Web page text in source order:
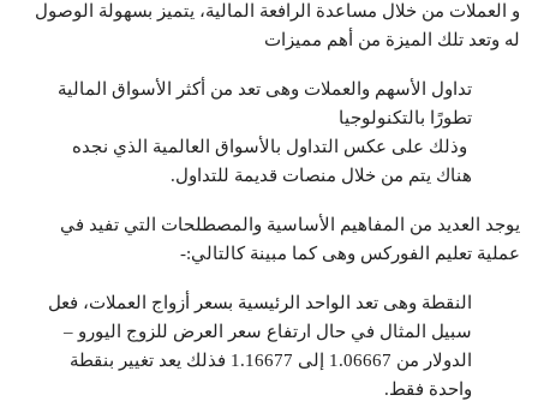
و العملات من خلال مساعدة الرافعة المالية، يتميز بسهولة الوصول
له وتعد تلك الميزة من أهم مميزات
تداول الأسهم والعملات وهى تعد من أكثر الأسواق المالية
تطورًا بالتكنولوجيا
وذلك على عكس التداول بالأسواق العالمية الذي نجده
هناك يتم من خلال منصات قديمة للتداول.
يوجد العديد من المفاهيم الأساسية والمصطلحات التي تفيد في
عملية تعليم الفوركس وهى كما مبينة كالتالي:-
النقطة وهى تعد الواحد الرئيسية بسعر أزواج العملات، فعل
سبيل المثال في حال ارتفاع سعر العرض للزوج اليورو –
الدولار من 1.06667 إلى 1.16677 فذلك يعد تغيير بنقطة
واحدة فقط.